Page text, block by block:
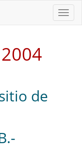
Menu
de